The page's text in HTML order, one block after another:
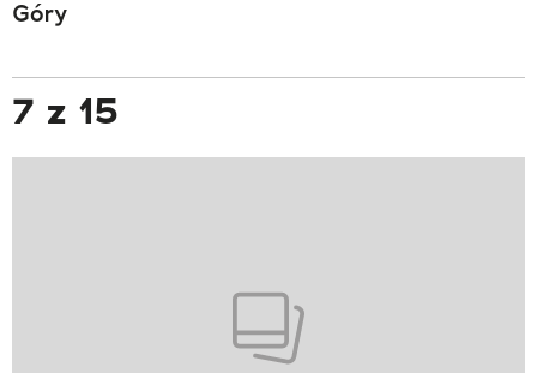
Góry
7 z 15